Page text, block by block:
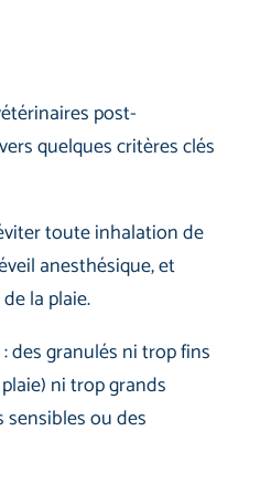
post-
quelques critères clés
toute inhalation de
anesthésique, et
la plaie.
: des granulés ni trop fins
ni trop grands
ou des